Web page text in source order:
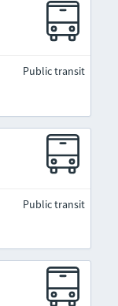
Public transit
Public transit